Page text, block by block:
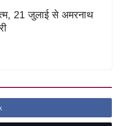
21 जुलाई से अमरनाथ